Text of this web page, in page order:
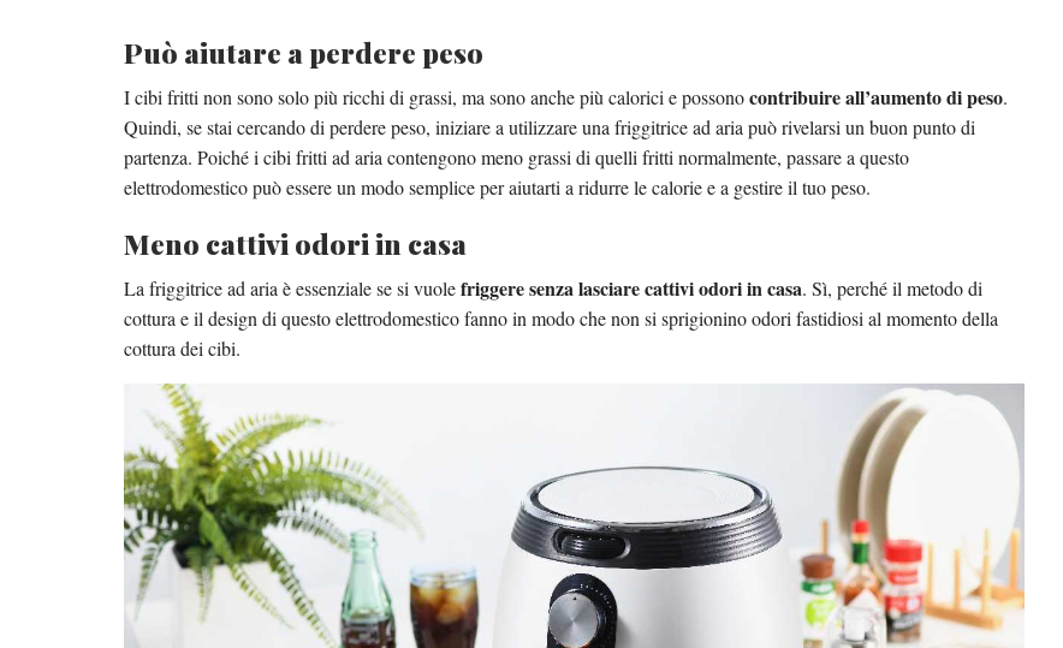
Può aiutare a perdere peso
I cibi fritti non sono solo più ricchi di grassi, ma sono anche più calorici e possonocontribuire all’aumento di peso.
Quindi, se stai cercando di perdere peso, iniziare a utilizzare una friggitrice ad aria può rivelarsi un buon punto di
partenza. Poiché i cibi fritti ad aria contengono meno grassi di quelli fritti normalmente, passare a questo
elettrodomestico può essere un modo semplice per aiutarti a ridurre le calorie e a gestire il tuo peso.
Meno cattivi odori in casa
La friggitrice ad aria è essenziale se si vuolefriggere senza lasciare cattivi odori in casa. Sì, perché il metodo di
cottura e il design di questo elettrodomestico fanno in modo che non si sprigionino odori fastidiosi al momento della
cottura dei cibi.